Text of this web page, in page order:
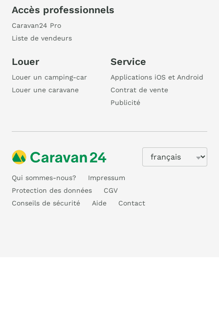
Accès professionnels
Caravan24 Pro
Liste de vendeurs
Louer
Louer un camping-car
Louer une caravane
Service
Applications iOS et Android
Contrat de vente
Publicité
Qui sommes-nous?
Impressum
Protection des données
CGV
Conseils de sécurité
Aide Contact